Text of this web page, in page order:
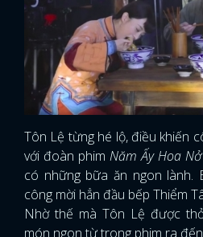
Tôn Lệ từng hé lộ, điều khiến
với đoàn phim Năm Ấy Hoa
có những bữa ăn ngon lành.
công mời hẳn đầu bếp Thiểm
Nhờ thế mà Tôn Lệ được
món ngon từ trong phim ra